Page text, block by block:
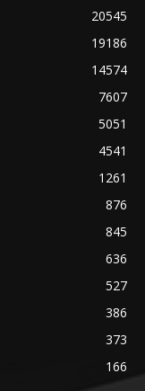
20545
19186
14574
7607
5051
4541
1261
876
845
636
527
386
373
166